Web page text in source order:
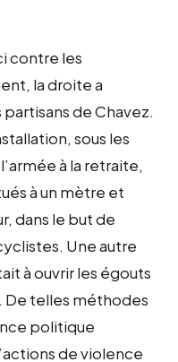
contre les
la droite a
de Chavez.
sous les
à la retraite,
à un mètre et
dans le but de
Une autre
à ouvrir les égouts
De telles méthodes
politique
de violence